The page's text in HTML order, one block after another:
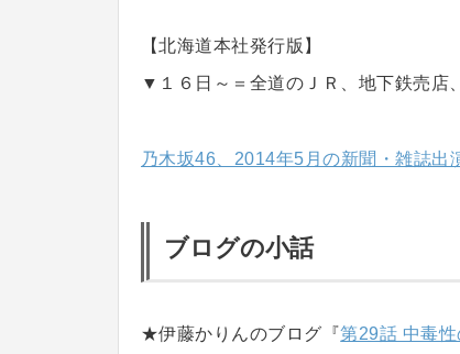
【北海道本社発行版】
▼１６日～＝全道のＪＲ、地下鉄売店
乃木坂46、2014年5月の新聞・雑誌出
ブログの小話
★伊藤かりんのブログ『第29話 中毒